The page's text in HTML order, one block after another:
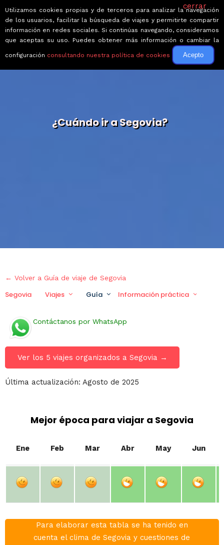
¿Cuándo ir a Segovia?
← Volver a Guía de viaje de Segovia
Segovia Viajes Guía Información práctica
Contáctanos por WhatsApp
Ver los 5 viajes organizados a Segovia →
Última actualización: Agosto de 2025
Mejor época para viajar a Segovia
Ene Feb Mar Abr May Jun
Para elaborar esta tabla se ha tenido en
cuenta el clima de Segovia y cuestiones de
cerrar
Utilizamos cookies propias y de terceros para analizar la navegación
de los usuarios, facilitar la búsqueda de viajes y permitirte compartir
información en redes sociales. Si continúas navegando, consideramos
que aceptas su uso. Puedes obtener más información o cambiar la
configuración consultando nuestra política de cookies Acepto